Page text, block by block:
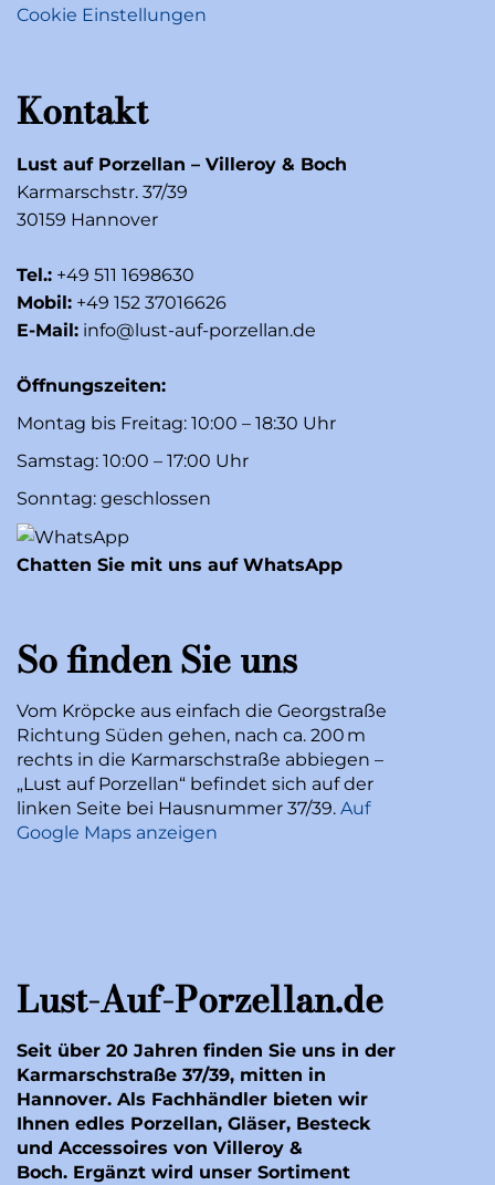
Cookie Einstellungen
Kontakt
Lust auf Porzellan – Villeroy & Boch
Karmarschstr. 37/39
30159 Hannover
Tel.: +49 511 1698630
Mobil: +49 152 37016626
E-Mail: info@lust-auf-porzellan.de
Öffnungszeiten:
Montag bis Freitag: 10:00 – 18:30 Uhr
Samstag: 10:00 – 17:00 Uhr
Sonntag: geschlossen
Chatten Sie mit uns auf WhatsApp
So finden Sie uns
Vom Kröpcke aus einfach die Georgstraße
Richtung Süden gehen, nach ca. 200 m
rechts in die Karmarschstraße abbiegen –
„Lust auf Porzellan“ befindet sich auf der
linken Seite bei Hausnummer 37/39. Auf
Google Maps anzeigen
Lust-Auf-Porzellan.de
Seit über 20 Jahren finden Sie uns in der
Karmarschstraße 37/39, mitten in
Hannover. Als Fachhändler bieten wir
Ihnen edles Porzellan, Gläser, Besteck
und Accessoires von Villeroy &
Boch. Ergänzt wird unser Sortiment